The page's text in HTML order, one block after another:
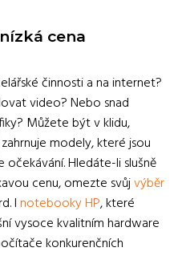
cena
činnosti a na internet?
video? Nebo snad
Můžete být v klidu,
modely, které jsou
Hledáte-li slušně
cenu, omezte svůjvýběr
Inotebooky HP, které
vysoce kvalitním hardware
konkurenčních